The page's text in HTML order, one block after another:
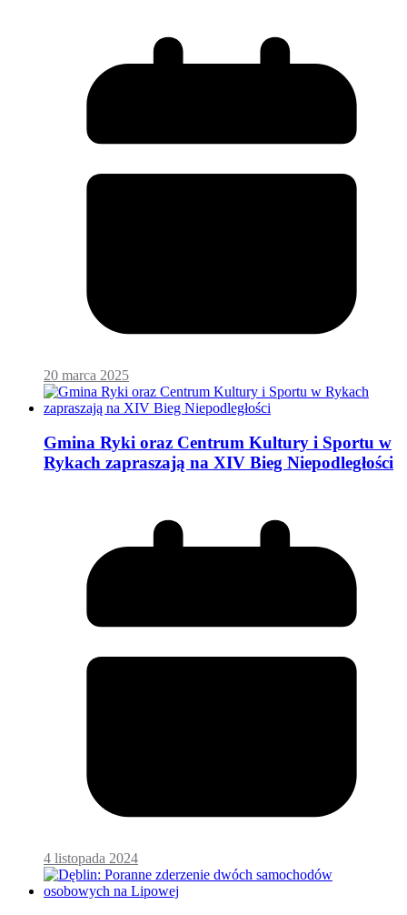
20 marca 2025
Gmina Ryki oraz Centrum Kultury i Sportu w
Rykach zapraszają na XIV Bieg Niepodległości
4 listopada 2024